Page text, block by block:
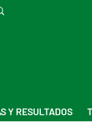
Y RESULTADOS